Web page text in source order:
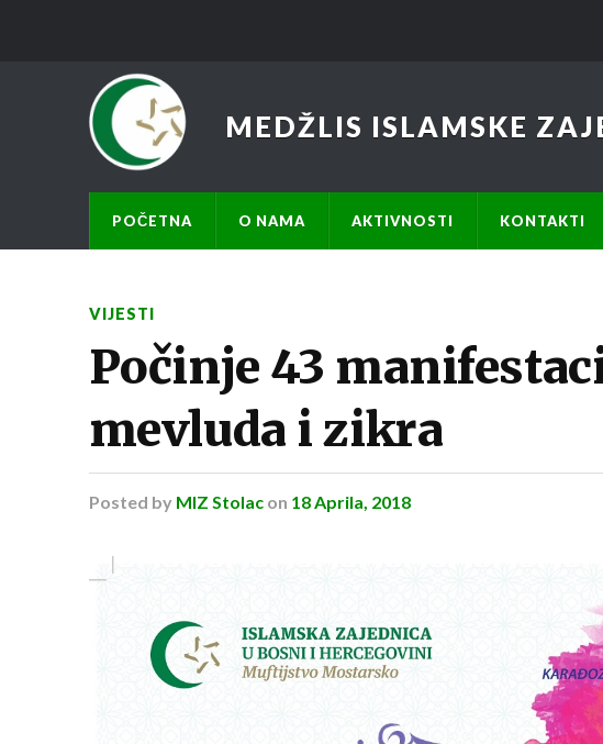
MEDŽLIS ISLAMSKE
POČETNA O NAMA AKTIVNOSTI KONTAKTI
VIJESTI
Počinje 43
mevluda i zikra
Posted by MIZ Stolac on 18 Aprila, 2018